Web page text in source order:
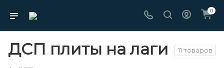
0
ДСП плиты на лаги 11 товаров